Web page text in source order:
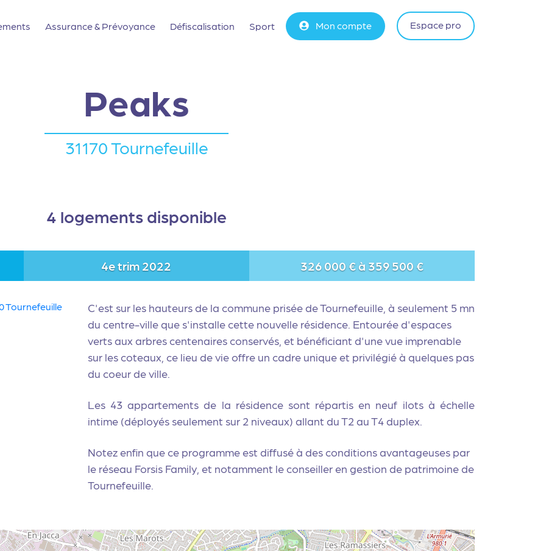
Assurance & Prévoyance Défiscalisation Sport Mon compte Espace pro
Peaks
31170 Tournefeuille
4 logements disponible
4e trim 2022 326 000 € à 359 500 €
C'est sur les hauteurs de la commune prisée de Tournefeuille, à seulement 5 mn
du centre-ville que s'installe cette nouvelle résidence. Entourée d'espaces
verts aux arbres centenaires conservés, et bénéficiant d'une vue imprenable
sur les coteaux, ce lieu de vie offre un cadre unique et privilégié à quelques pas
du coeur de ville.
Les 43 appartements de la résidence sont répartis en neuf ilots à échelle
intime (déployés seulement sur 2 niveaux) allant du T2 au T4 duplex.
Notez enfin que ce programme est diffusé à des conditions avantageuses par
le réseau Forsis Family, et notamment leconseiller en gestion de patrimoine de
Tournefeuille